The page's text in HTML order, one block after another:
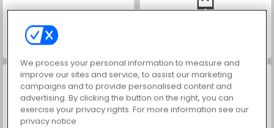
Farm Merge Valley
We process your personal information to measure and
improve our sites and service, to assist our marketing
campaigns and to provide personalised content and
advertising. By clicking the button on the right, you can
exercise your privacy rights. For more information see our
privacy notice